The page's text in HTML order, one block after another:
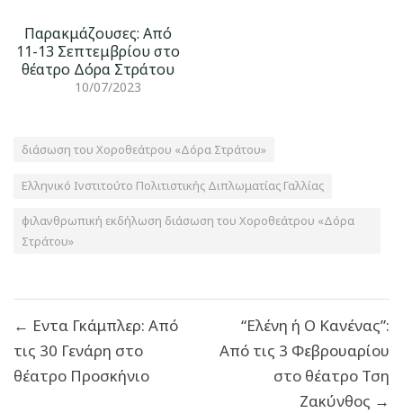
Παρακμάζουσες: Από
11-13 Σεπτεμβρίου στο
θέατρο Δόρα Στράτου
10/07/2023
διάσωση του Χοροθεάτρου «Δόρα Στράτου»
Ελληνικό Ινστιτούτο Πολιτιστικής Διπλωματίας Γαλλίας
φιλανθρωπική εκδήλωση διάσωση του Χοροθεάτρου «Δόρα
Στράτου»
άρθρων
← Εντα Γκάμπλερ: Από
τις 30 Γενάρη στο
θέατρο Προσκήνιο
“Ελένη ή Ο Κανένας”:
Από τις 3 Φεβρουαρίου
στο θέατρο Τση
Ζακύνθος →